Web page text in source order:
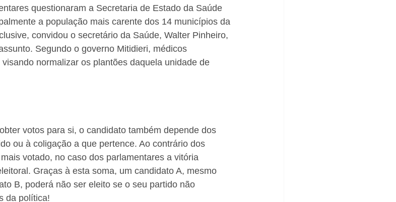
questionaram a Secretaria de Estado da Saúde
a população mais carente dos 14 municípios da
convidou o secretário da Saúde, Walter Pinheiro,
Segundo o governo Mitidieri, médicos
normalizar os plantões daquela unidade de
votos para si, o candidato também depende dos
ou à coligação a que pertence. Ao contrário dos
votado, no caso dos parlamentares a vitória
Graças à esta soma, um candidato A, mesmo
B, poderá não ser eleito se o seu partido não
da política!